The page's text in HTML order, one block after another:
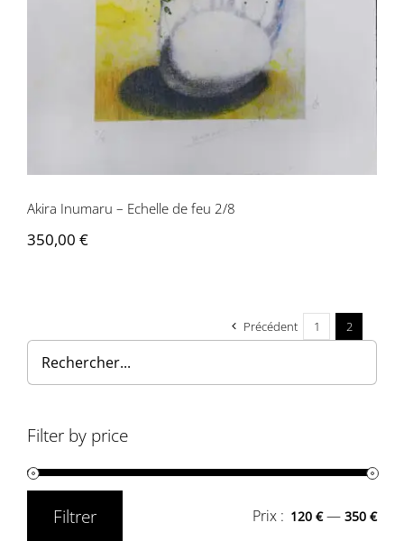
Contactez-nous
Akira Inumaru – Echelle de feu 2/8
350,00 €
Précédent 1 2
Filter by price
Filtrer Prix : 120 €—350 €